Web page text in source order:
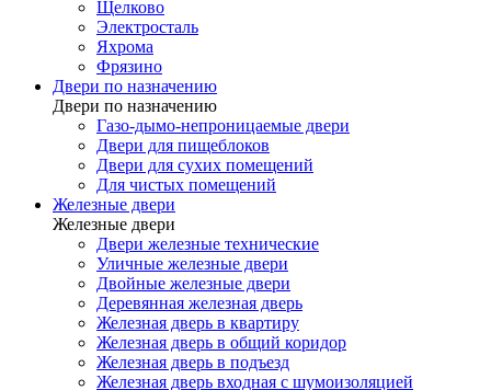
Щелково
Электросталь
Яхрома
Фрязино
Двери по назначению
Двери по назначению
Газо-дымо-непроницаемые двери
Двери для пищеблоков
Двери для сухих помещений
Для чистых помещений
Железные двери
Железные двери
Двери железные технические
Уличные железные двери
Двойные железные двери
Деревянная железная дверь
Железная дверь в квартиру
Железная дверь в общий коридор
Железная дверь в подъезд
Железная дверь входная с шумоизоляцией